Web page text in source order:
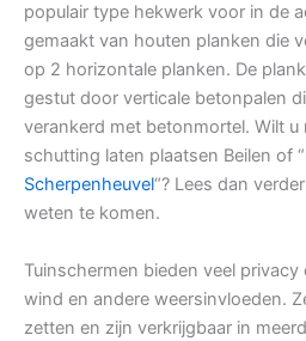
populair type hekwerk voor in de
gemaakt van houten planken die
op 2 horizontale planken. De
gestut door verticale betonpalen
verankerd met betonmortel. Wilt u
schutting laten plaatsen Beilen of “
Scherpenheuvel“? Lees dan
weten te komen.
Tuinschermen bieden veel
wind en andere weersinvloeden.
zetten en zijn verkrijgbaar in